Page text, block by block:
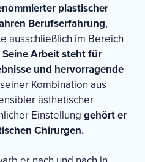
plastischer
Berufserfahrung,
ausschließlich im Bereich
Seine Arbeit steht für
und hervorragende
Kombination aus
ästhetischer
Einstellung gehört er
Chirurgen.